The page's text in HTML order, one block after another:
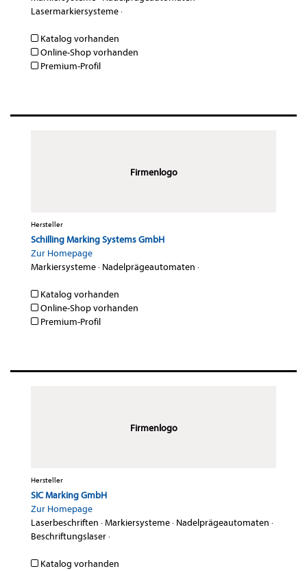
Lasermarkiersysteme·
Katalog vorhanden
Online-Shop vorhanden
Premium-Profil
Firmenlogo
Hersteller
Schilling Marking Systems GmbH
Zur Homepage
Markiersysteme· Nadelprägeautomaten ·
Katalog vorhanden
Online-Shop vorhanden
Premium-Profil
Firmenlogo
Hersteller
SIC Marking GmbH
Zur Homepage
Laserbeschriften ·Markiersysteme· Nadelprägeautomaten ·
Beschriftungslaser·
Katalog vorhanden